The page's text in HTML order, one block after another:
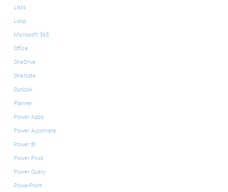
Lists
Loop
Microsoft 365
Office
OneDrive
OneNote
Outlook
Planner
Power Apps
Power Automate
Power BI
Power Pivot
Power Query
PowerPoint